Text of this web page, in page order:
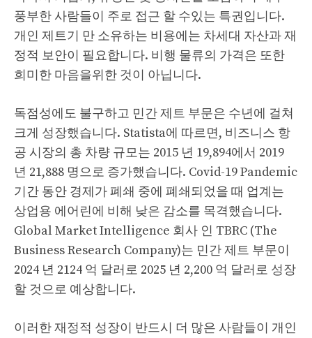
풍부한 사람들이 주로 접근 할 수있는 특권입니다.
개인 제트기 만 소유하는 비용에는 차세대 자산과 재
정적 보안이 필요합니다. 비행 물류의 가격은 또한
희미한 마음을위한 것이 아닙니다.
독점성에도 불구하고 민간 제트 부문은 수년에 걸쳐
크게 성장했습니다. Statista에 따르면, 비즈니스 항
공 시장의 총 차량 규모는 2015 년 19,894에서 2019
년 21,888 명으로 증가했습니다. Covid-19 Pandemic
기간 동안 경제가 폐쇄 중에 폐쇄되었을 때 업계는
상업용 에어린에 비해 낮은 감소를 목격했습니다.
Global Market Intelligence 회사 인 TBRC (The
Business Research Company)는 민간 제트 부문이
2024 년 2124 억 달러로 2025 년 2,200 억 달러로 성장
할 것으로 예상합니다.
이러한 재정적 성장이 반드시 더 많은 사람들이 개인